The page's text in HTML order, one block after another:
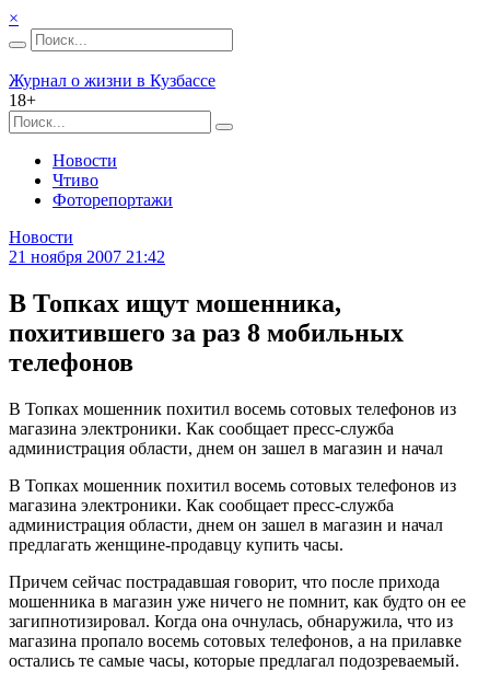
×
Журнал о жизни в Кузбассе
18+
Новости
Чтиво
Фоторепортажи
Новости
21 ноября 2007 21:42
В Топках ищут мошенника,
похитившего за раз 8 мобильных
телефонов
В Топках мошенник похитил восемь сотовых телефонов из
магазина электроники. Как сообщает пресс-служба
администрация области, днем он зашел в магазин и начал
В Топках мошенник похитил восемь сотовых телефонов из
магазина электроники. Как сообщает пресс-служба
администрация области, днем он зашел в магазин и начал
предлагать женщине-продавцу купить часы.
Причем сейчас пострадавшая говорит, что после прихода
мошенника в магазин уже ничего не помнит, как будто он ее
загипнотизировал. Когда она очнулась, обнаружила, что из
магазина пропало восемь сотовых телефонов, а на прилавке
остались те самые часы, которые предлагал подозреваемый.